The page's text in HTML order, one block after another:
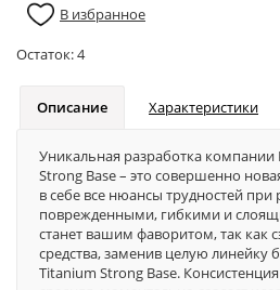
В избранное
Остаток:4
Описание Характеристики
Уникальная разработка компании
Strong Base – это совершенно
в себе все нюансы трудностей
поврежденными, гибкими и
станет вашим фаворитом, так как
средства, заменив целую линейку
Titanium Strong Base.